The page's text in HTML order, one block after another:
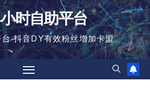
时自助平台
-抖音DY有效粉丝增加卡盟